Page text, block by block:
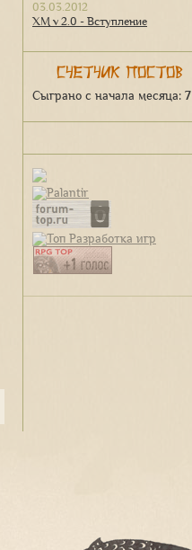
03.03.2012
ХМ v 2.0 - Вступление
Счетчик постов
Сыграно с начала месяца: 7